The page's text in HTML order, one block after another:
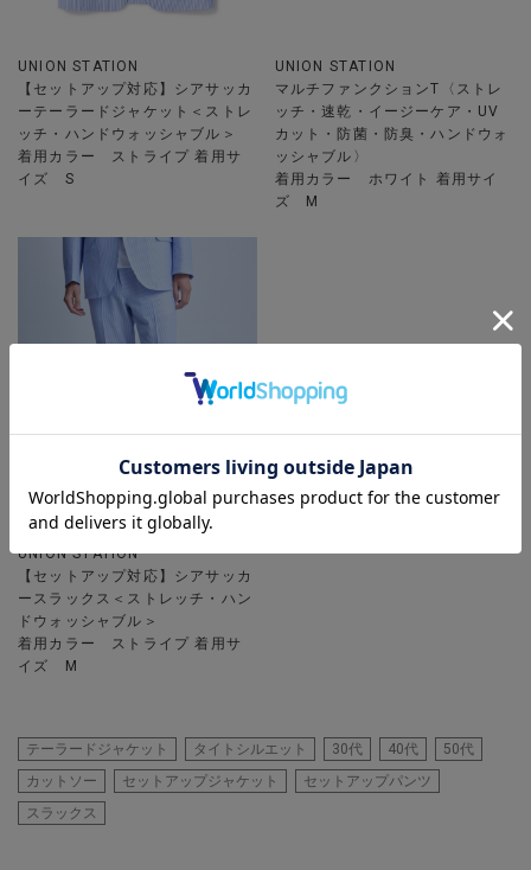
UNION STATION
【セットアップ対応】シアサッカ
ーテーラードジャケット＜ストレ
ッチ・ハンドウォッシャブル＞
着用カラー ストライプ 着用サ
イズ S
UNION STATION
マルチファンクションT〈ストレ
ッチ・速乾・イージーケア・UV
カット・防菌・防臭・ハンドウォ
ッシャブル〉
着用カラー ホワイト 着用サイ
ズ M
UNION STATION
【セットアップ対応】シアサッカ
ースラックス＜ストレッチ・ハン
ドウォッシャブル＞
着用カラー ストライプ 着用サ
イズ M
テーラードジャケット タイトシルエット 30代 40代
50代
カットソー
セットアップジャケット
セットアップパンツ
スラックス